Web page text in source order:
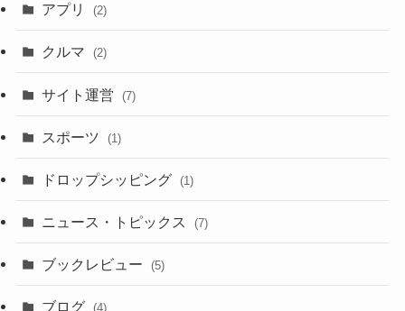
アプリ (2)
クルマ (2)
サイト運営 (7)
スポーツ (1)
ドロップシッピング (1)
ニュース・トピックス (7)
ブックレビュー (5)
ブログ (4)